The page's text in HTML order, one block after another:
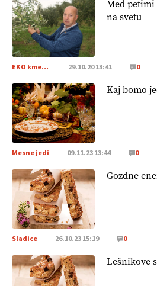
Med
na svetu
EKO kmetijstvo 29.10.20 13:41 0
Kaj bomo
Mesne jedi 09.11.23 13:44 0
Gozdne
Sladice 26.10.23 15:19 0
Lešnikove